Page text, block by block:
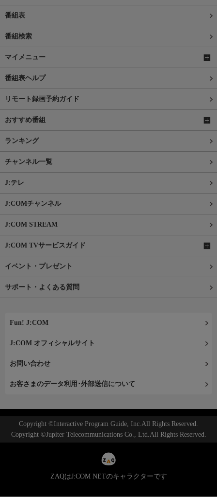
番組表
番組検索
マイメニュー
番組表ヘルプ
リモート録画予約ガイド
おすすめ番組
ランキング
チャンネル一覧
J:テレ
J:COMチャンネル
J:COM STREAM
J:COM TVサービスガイド
イベント・プレゼント
サポート・よくある質問
Fun! J:COM
J:COM オフィシャルサイト
お問い合わせ
お客さまのデータ利用･外部送信について
Copyright ©Interactive Program Guide, Inc.All Rights Reserved.
Copyright ©Jupiter Telecommunications Co., Ltd.All Rights Reserved.
ZAQはJ:COM NETのキャラクターです